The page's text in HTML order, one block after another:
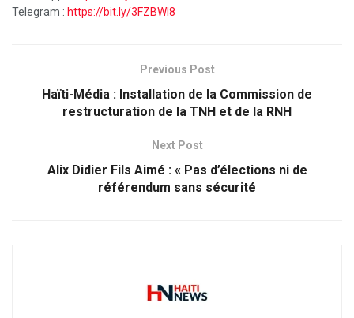
Telegram : https://bit.ly/3FZBWI8
Previous Post
Haïti-Média : Installation de la Commission de
restructuration de la TNH et de la RNH
Next Post
Alix Didier Fils Aimé : « Pas d’élections ni de
référendum sans sécurité